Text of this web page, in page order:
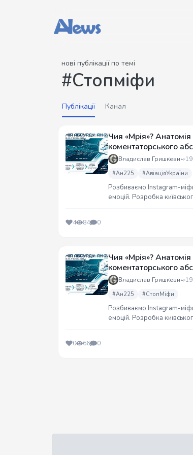
нові публікації по темі
#Стопміфи
Публікації Канал
Чия «Мрія»?
коментаторського
Владислав Гришкевич
#Ан225 #АвіаціяУкраїни
Розбиваємо Instagram-
емоцій. Розробка
4 84 0
Чия «Мрія»?
коментаторського
Владислав Гришкевич
#Ан225 #СтопМіфи
Розбиваємо Instagram-
емоцій. Розробка
0 66 0